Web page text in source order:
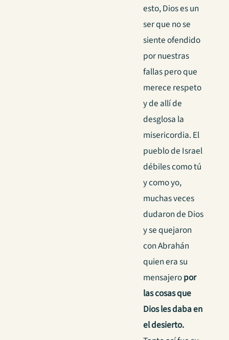
esto, Dios es un
ser que no se
siente ofendido
por nuestras
fallas pero que
merece respeto
y de allí de
desglosa la
misericordia. El
pueblo de Israel
débiles como tú
y como yo,
muchas veces
dudaron de Dios
y se quejaron
con Abrahán
quien era su
mensajeropor
las cosas que
Dios les daba en
el desierto.